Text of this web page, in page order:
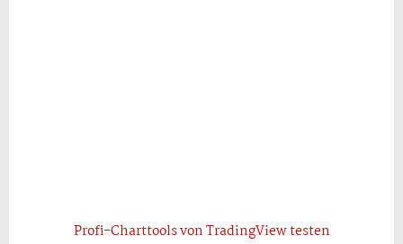
Profi-Charttools von TradingView testen